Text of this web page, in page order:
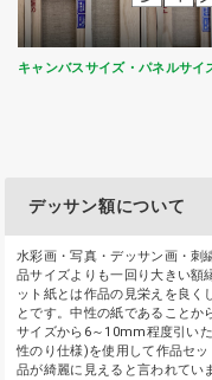
キャンバスサイズ・パネルサイ
デッサン額について
水彩画・写真・デッサン画・刺
品サイズよりも一回り大きい額
ット紙とは作品の見栄えを良く
とです。中性の紙であること
サイズから6～10mm程度引い
性のり仕様)を使用して作品セ
品が綺麗に見えると言われてい